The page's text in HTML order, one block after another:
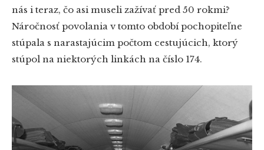
nás i teraz, čo asi museli zažívať pred 50 rokmi?
Náročnosť povolania v tomto období pochopiteľne
stúpala s narastajúcim počtom cestujúcich, ktorý
stúpol na niektorých linkách na číslo 174.